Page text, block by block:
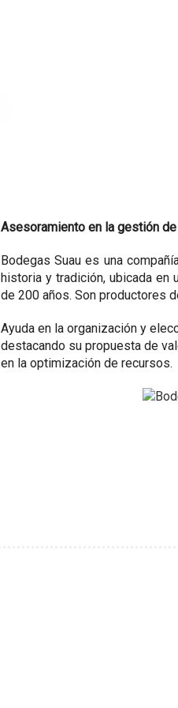
Asesoramiento en la gestión
Bodegas Suau es una
historia y tradición, ubicada
de 200 años. Son productores
Ayuda en la organización y
destacando su propuesta de
en la optimización de recursos.